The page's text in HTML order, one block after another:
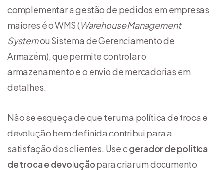
complementar a gestão de pedidos em empresas
maiores é o WMS (Warehouse Management
Systemou Sistema de Gerenciamento de
Armazém), que permite controlar o
armazenamento e o envio de mercadorias em
detalhes.
Não se esqueça de que ter uma política de troca e
devolução bem definida contribui para a
satisfação dos clientes. Use ogerador de política
de troca e devoluçãopara criar um documento